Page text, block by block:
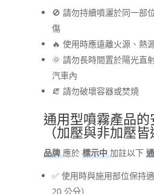
🚫 請勿持續噴灑於同一部
傷
🔥 使用時應遠離火源、熱
🌞 請勿長時間置於陽光直
汽車內
🧯 請勿破壞容器或焚燒
通用型噴霧產品的
（加壓與非加壓皆
品牌應於標示中加註以下
✅ 使用時與施用部位保持
20 公分）